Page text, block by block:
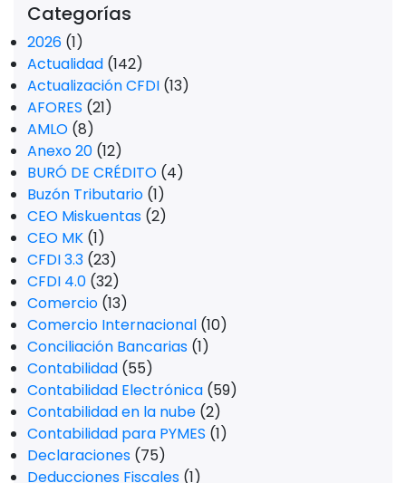
Categorías
2026 (1)
Actualidad (142)
Actualización CFDI (13)
AFORES (21)
AMLO (8)
Anexo 20 (12)
BURÓ DE CRÉDITO (4)
Buzón Tributario (1)
CEO Miskuentas (2)
CEO MK (1)
CFDI 3.3 (23)
CFDI 4.0 (32)
Comercio (13)
Comercio Internacional (10)
Conciliación Bancarias (1)
Contabilidad (55)
Contabilidad Electrónica (59)
Contabilidad en la nube (2)
Contabilidad para PYMES (1)
Declaraciones (75)
Deducciones Fiscales (1)